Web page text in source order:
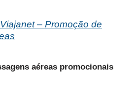
Viajanet – Promoção de
aéreas promocionais